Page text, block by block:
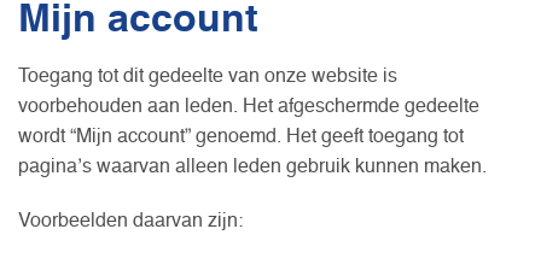
Mijn account
Toegang tot dit gedeelte van onze website is
voorbehouden aan leden. Het afgeschermde gedeelte
wordt “Mijn account” genoemd. Het geeft toegang tot
pagina’s waarvan alleen leden gebruik kunnen maken.
Voorbeelden daarvan zijn: